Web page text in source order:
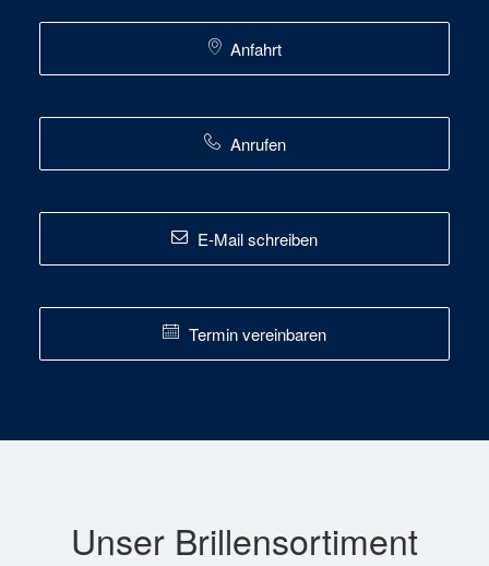
Anfahrt
Anrufen
E-Mail schreiben
Termin vereinbaren
Unser Brillensortiment